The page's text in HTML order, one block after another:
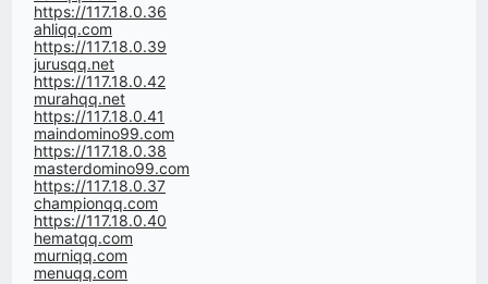
https://117.18.0.36
ahliqq.com
https://117.18.0.39
jurusqq.net
https://117.18.0.42
murahqq.net
https://117.18.0.41
maindomino99.com
https://117.18.0.38
masterdomino99.com
https://117.18.0.37
championqq.com
https://117.18.0.40
hematqq.com
murniqq.com
menuqq.com